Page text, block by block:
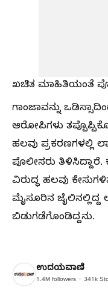
ಖಚಿತ ಮಾಹಿತಿಯಂತೆ
ಗಾಂಜಾವನ್ನು
ಆರೋಪಿಗಳು
ಹಲವು ಪ್ರಕರಣಗಳಲ್ಲಿ
ಪೊಲೀಸರು
ವಿರುದ್ಧ ಹಲವು
ಮೈಸೂರಿನ ಜೈಲಿನಲ್ಲಿದ್ದ
ಬಿಡುಗಡೆಗೊಂಡಿದ್ದನು.
ಉದಯವಾಣಿ
1.4M followers 341k